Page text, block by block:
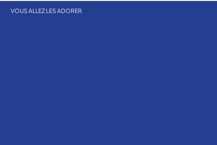
VOUS ALLEZ LES ADORER